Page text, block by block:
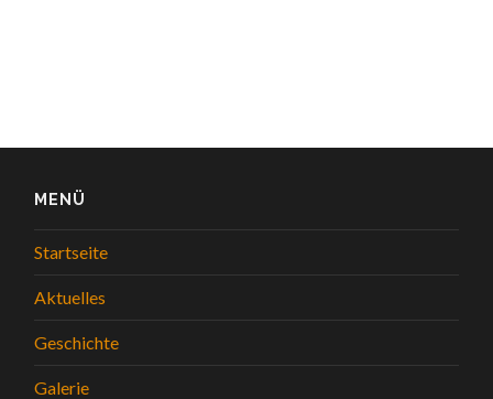
MENÜ
Startseite
Aktuelles
Geschichte
Galerie